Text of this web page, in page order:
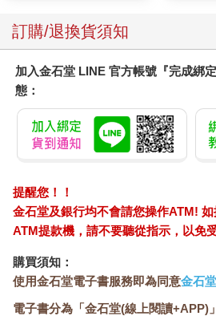
訂購/退換貨須知
加入金石堂 LINE 官方帳號『完成綁
態：
提醒您！！
金石堂及銀行均不會請您操作ATM!
ATM提款機，請不要聽從指示，以免
購買須知：
使用金石堂電子書服務即為同意金石
電子書分為「金石堂(線上閱讀+APP)